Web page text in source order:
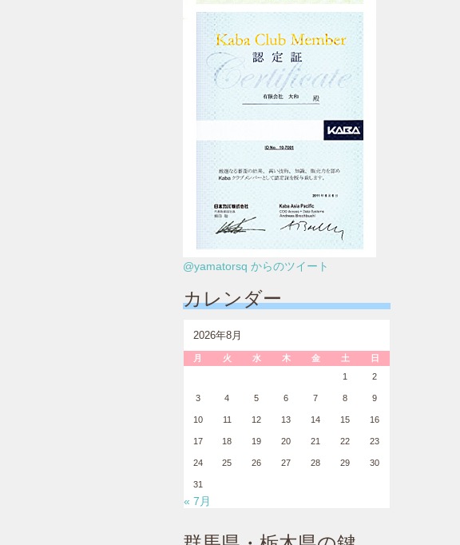
@yamatorsq からのツイート
カレンダー
2026年8月
月 火 水 木 金 土
日
1
2
3 4 5 6 7 8 9
10 11 12 13 14 15 16
17 18 19 20 21 22 23
24 25 26 27 28 29 30
31
« 7月